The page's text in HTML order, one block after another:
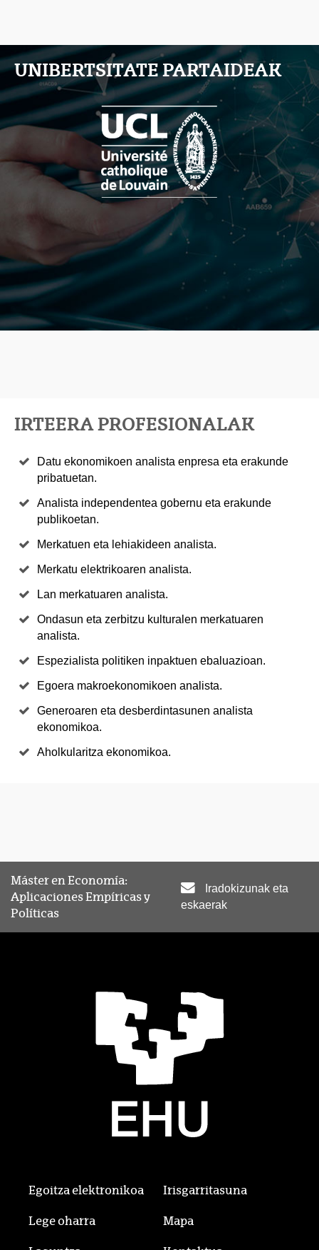
UNIBERTSITATE PARTAIDEAK
IRTEERA PROFESIONALAK
Datu ekonomikoen analista enpresa eta erakunde
pribatuetan.
Analista independentea gobernu eta erakunde
publikoetan.
Merkatuen eta lehiakideen analista.
Merkatu elektrikoaren analista.
Lan merkatuaren analista.
Ondasun eta zerbitzu kulturalen merkatuaren
analista.
Espezialista politiken inpaktuen ebaluazioan.
Egoera makroekonomikoen analista.
Generoaren eta desberdintasunen analista
ekonomikoa.
Aholkularitza ekonomikoa.
Máster en Economía:
Aplicaciones Empíricas y
Políticas
Iradokizunak eta
eskaerak
Egoitza elektronikoa Irisgarritasuna
Lege oharra Mapa